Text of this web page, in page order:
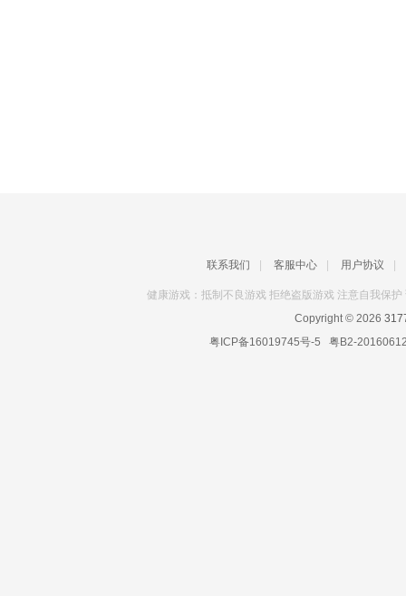
联系我们 客服中心 用户协议
健康游戏：抵制不良游戏 拒绝盗版游戏 注意自我保
Copyright © 2026
粤ICP备16019745号-5 粤B2-